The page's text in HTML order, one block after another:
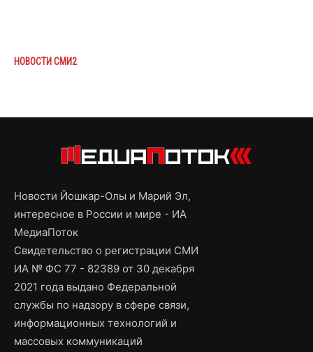
НОВОСТИ СМИ2
Новости Йошкар-Олы и Марий Эл,
интересное в России и мире - ИА
МедиаПоток
Свидетельство о регистрации СМИ
ИА № ФС 77 - 82389 от 30 декабря
2021 года выдано Федеральной
службы по надзору в сфере связи,
информационных технологий и
массовых коммуникаций